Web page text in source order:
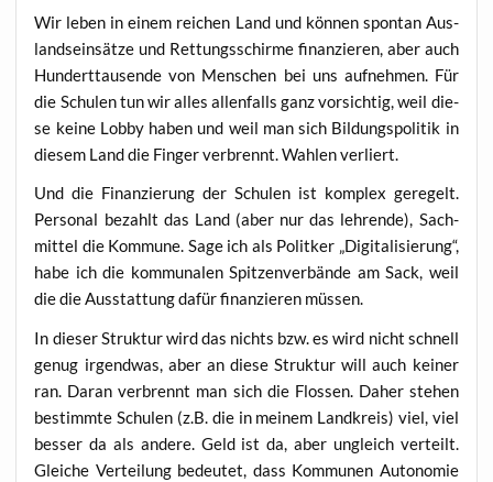
Wir leben in einem rei­chen Land und kön­nen spon­tan Aus­
lands­ein­sät­ze und Ret­tungs­schir­me finan­zie­ren, aber auch
Hun­dert­tau­sen­de von Men­schen bei uns auf­neh­men. Für
die Schu­len tun wir alles allen­falls ganz vor­sich­tig, weil die­
se kei­ne Lob­by haben und weil man sich Bil­dungs­po­li­tik in
die­sem Land die Fin­ger ver­brennt. Wah­len verliert.
Und die Finan­zie­rung der Schu­len ist kom­plex gere­gelt.
Per­so­nal bezahlt das Land (aber nur das leh­ren­de), Sach­
mit­tel die Kom­mu­ne. Sage ich als Polit­ker „Digi­ta­li­sie­rung“,
habe ich die kom­mu­na­len Spit­zen­ver­bän­de am Sack, weil
die die Aus­stat­tung dafür finan­zie­ren müssen.
In die­ser Struk­tur wird das nichts bzw. es wird nicht schnell
genug irgend­was, aber an die­se Struk­tur will auch kei­ner
ran. Dar­an ver­brennt man sich die Flos­sen. Daher ste­hen
bestimm­te Schu­len (z.B. die in mei­nem Land­kreis) viel, viel
bes­ser da als ande­re. Geld ist da, aber ungleich ver­teilt.
Glei­che Ver­tei­lung bedeu­tet, dass Kom­mu­nen Auto­no­mie